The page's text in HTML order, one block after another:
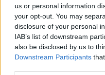
us or personal information
your opt-out. You may
disclosure of your personal
IAB’s list of downstream
also be disclosed by us to
Downstream Participants